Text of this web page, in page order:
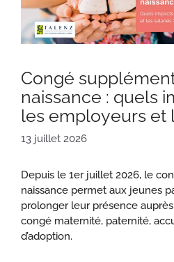
Congé
naissance : quels
les employeurs et
13 juillet 2026
Depuis le 1er juillet 2026, le
naissance permet aux jeunes
prolonger leur présence
congé maternité, paternité,
d’adoption.